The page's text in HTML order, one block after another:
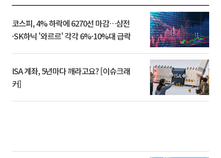
코스피, 4% 하락에 6270선 마감…삼전
·SK하닉 '와르르' 각각 6%·10%대 급락
ISA 계좌, 5년마다 깨라고요? [이슈크래
커]